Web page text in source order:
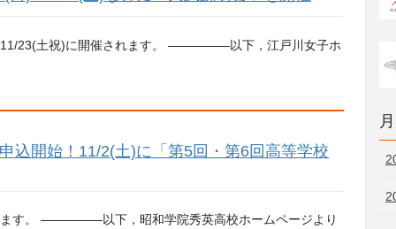
11/23(土祝)に開催されます。 —————以下，江戸川女子ホ
込開始！11/2(土)に「第5回・第6回高等学校
ます。 —————以下，昭和学院秀英高校ホームページより